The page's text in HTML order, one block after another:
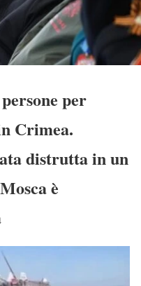
per
Crimea.
distrutta in un
è